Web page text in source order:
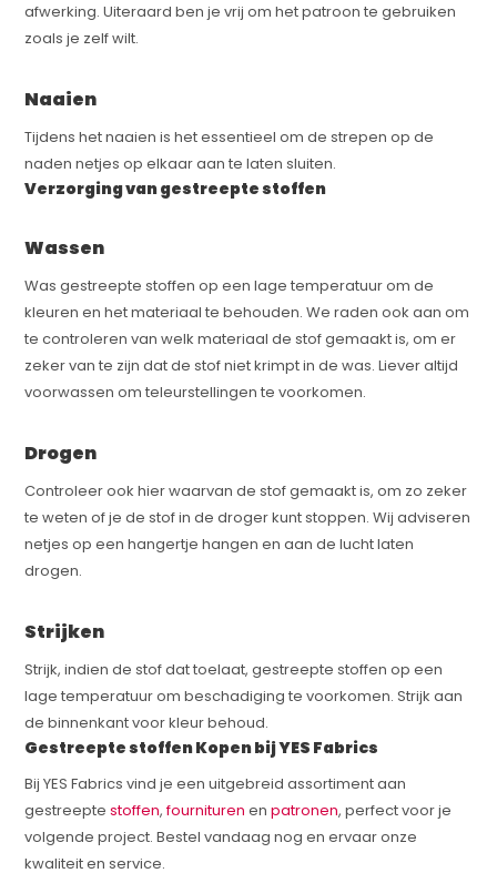
afwerking. Uiteraard ben je vrij om het patroon te gebruiken
zoals je zelf wilt.
Naaien
Tijdens het naaien is het essentieel om de strepen op de
naden netjes op elkaar aan te laten sluiten.
Verzorging van gestreepte stoffen
Wassen
Was gestreepte stoffen op een lage temperatuur om de
kleuren en het materiaal te behouden. We raden ook aan om
te controleren van welk materiaal de stof gemaakt is, om er
zeker van te zijn dat de stof niet krimpt in de was. Liever altijd
voorwassen om teleurstellingen te voorkomen.
Drogen
Controleer ook hier waarvan de stof gemaakt is, om zo zeker
te weten of je de stof in de droger kunt stoppen. Wij adviseren
netjes op een hangertje hangen en aan de lucht laten
drogen.
Strijken
Strijk, indien de stof dat toelaat, gestreepte stoffen op een
lage temperatuur om beschadiging te voorkomen. Strijk aan
de binnenkant voor kleur behoud.
Gestreepte stoffen Kopen bij YES Fabrics
Bij YES Fabrics vind je een uitgebreid assortiment aan
gestreeptestoffen,fournituren enpatronen, perfect voor je
volgende project. Bestel vandaag nog en ervaar onze
kwaliteit en service.